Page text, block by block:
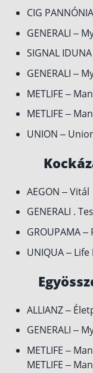
CIG
GENERALI –
SIGNAL
GENERALI –
METLIFE –
METLIFE –
UNION –
AEGON – Vitál
GENERALI .
GROUPAMA –
UNIQUA –
ALLIANZ –
GENERALI –
METLIFE –
METLIFE –